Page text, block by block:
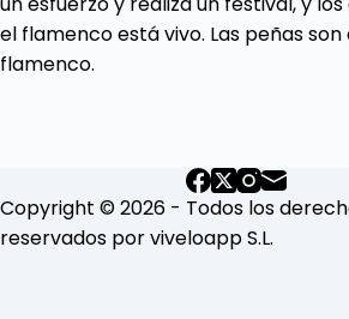
el flamenco está vivo. Las peñas
flamenco.
Copyright © 2026 - Todos los
reservados por viveloapp S.L.